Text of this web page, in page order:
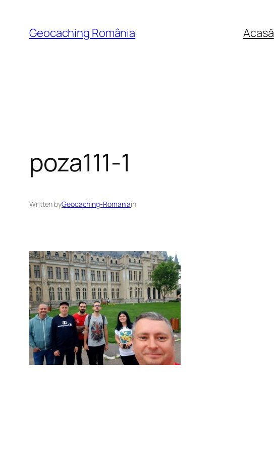
content
Geocaching România Acasă
poza111-1
Written byGeocaching-Romaniain